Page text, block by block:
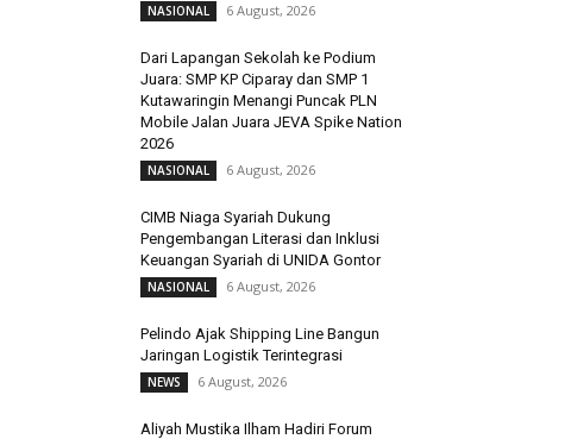
NASIONAL 6 August, 2026
Dari Lapangan Sekolah ke Podium
Juara: SMP KP Ciparay dan SMP 1
Kutawaringin Menangi Puncak PLN
Mobile Jalan Juara JEVA Spike Nation
2026
NASIONAL 6 August, 2026
CIMB Niaga Syariah Dukung
Pengembangan Literasi dan Inklusi
Keuangan Syariah di UNIDA Gontor
NASIONAL 6 August, 2026
Pelindo Ajak Shipping Line Bangun
Jaringan Logistik Terintegrasi
NEWS 6 August, 2026
Aliyah Mustika Ilham Hadiri Forum